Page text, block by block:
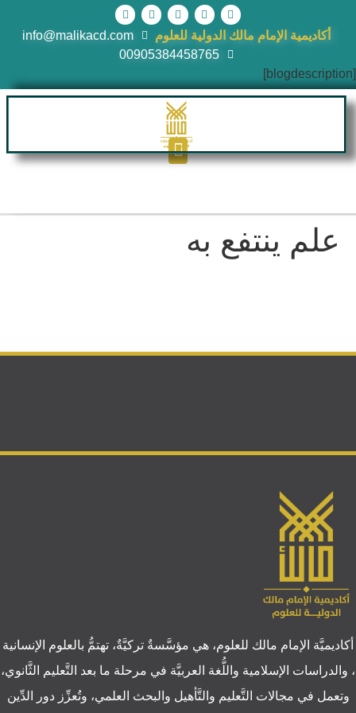
[blogdescription]
أكاديمية الإمام مالك الدولية للعلوم
info@malikacd.com
00905384458765
علم ينتفع به
أكاديميَّة الإمام مالك للعلوم، هي مؤسَّسةٌ تركيَّةٌ، تهتمُّ بالعلوم الإنسانية
، والدراسات الإسلامية واللُّغة العربيَّة في مرحلة ما بعد التَّعليم الثَّانوي،
وتعمل في مجالات التَّعليم والتَّأهيل والبحث العلمي، وتُعزِّز دور الدِّين